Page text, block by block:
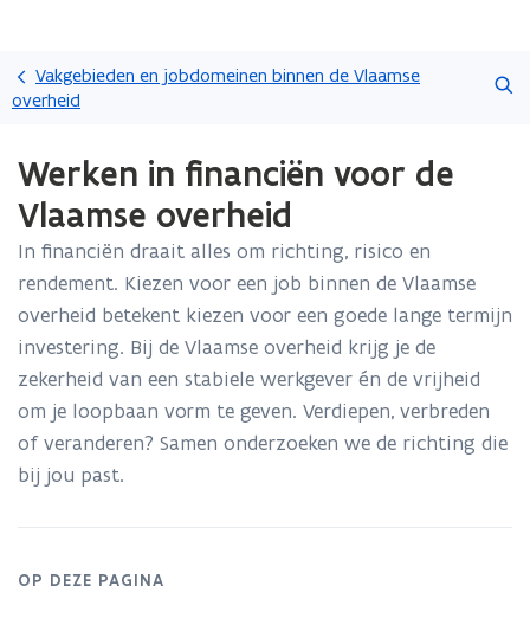
en
gaan
Vakgebieden en jobdomeinen binnen de Vlaamse
overheid
Zoeken
met
laden.
bevindt
zich
op:
Werken
voor
de
Vlaamse
overheid
Werken in financiën voor de
Vlaamse overheid
In financiën draait alles om richting, risico en
rendement. Kiezen voor een job binnen de Vlaamse
overheid betekent kiezen voor een goede lange termijn
investering. Bij de Vlaamse overheid krijg je de
zekerheid van een stabiele werkgever én de vrijheid
om je loopbaan vorm te geven. Verdiepen, verbreden
of veranderen? Samen onderzoeken we de richting die
bij jou past.
OP DEZE PAGINA